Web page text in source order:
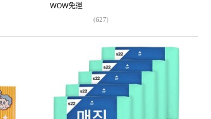
WOW免運
(627)